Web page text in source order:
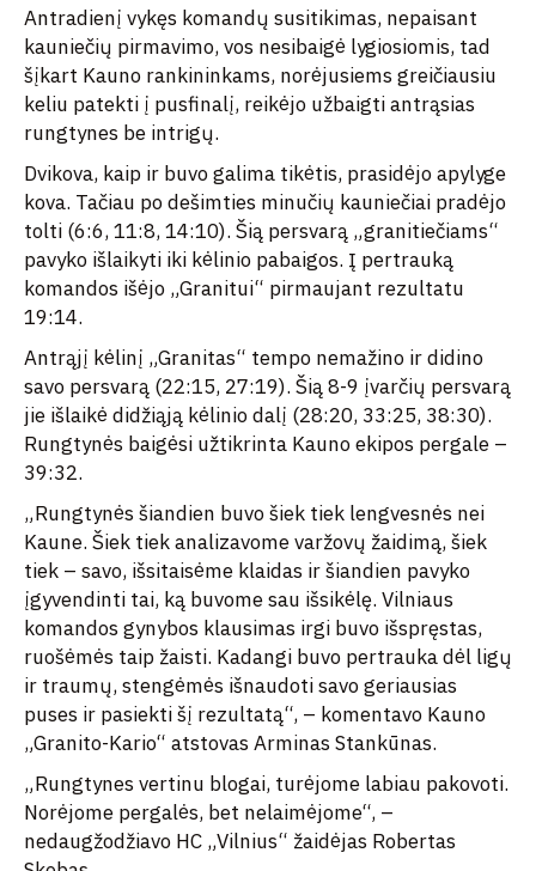
Antradienį vykęs komandų susitikimas, nepaisant
kauniečių pirmavimo, vos nesibaigė lygiosiomis, tad
šįkart Kauno rankininkams, norėjusiems greičiausiu
keliu patekti į pusfinalį, reikėjo užbaigti antrąsias
rungtynes be intrigų.
Dvikova, kaip ir buvo galima tikėtis, prasidėjo apylyge
kova. Tačiau po dešimties minučių kauniečiai pradėjo
tolti (6:6, 11:8, 14:10). Šią persvarą „granitiečiams“
pavyko išlaikyti iki kėlinio pabaigos. Į pertrauką
komandos išėjo „Granitui“ pirmaujant rezultatu
19:14.
Antrąjį kėlinį „Granitas“ tempo nemažino ir didino
savo persvarą (22:15, 27:19). Šią 8-9 įvarčių persvarą
jie išlaikė didžiąją kėlinio dalį (28:20, 33:25, 38:30).
Rungtynės baigėsi užtikrinta Kauno ekipos pergale –
39:32.
„Rungtynės šiandien buvo šiek tiek lengvesnės nei
Kaune. Šiek tiek analizavome varžovų žaidimą, šiek
tiek – savo, išsitaisėme klaidas ir šiandien pavyko
įgyvendinti tai, ką buvome sau išsikėlę. Vilniaus
komandos gynybos klausimas irgi buvo išspręstas,
ruošėmės taip žaisti. Kadangi buvo pertrauka dėl ligų
ir traumų, stengėmės išnaudoti savo geriausias
puses ir pasiekti šį rezultatą“, – komentavo Kauno
„Granito-Kario“ atstovas Arminas Stankūnas.
„Rungtynes vertinu blogai, turėjome labiau pakovoti.
Norėjome pergalės, bet nelaimėjome“, –
nedaugžodžiavo HC „Vilnius“ žaidėjas Robertas